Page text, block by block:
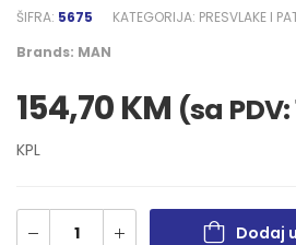
ŠIFRA: 5675 KATEGORIJA: PRESVLAKE I
Brands: MAN
154,70KM (sa PDV:
KPL
Dodaj